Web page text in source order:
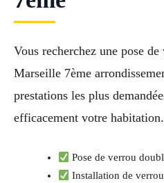
Vous recherchez une pose
Marseille 7ème
prestations les plus
efficacement votre habitation.
Pose de verrou
Installation de